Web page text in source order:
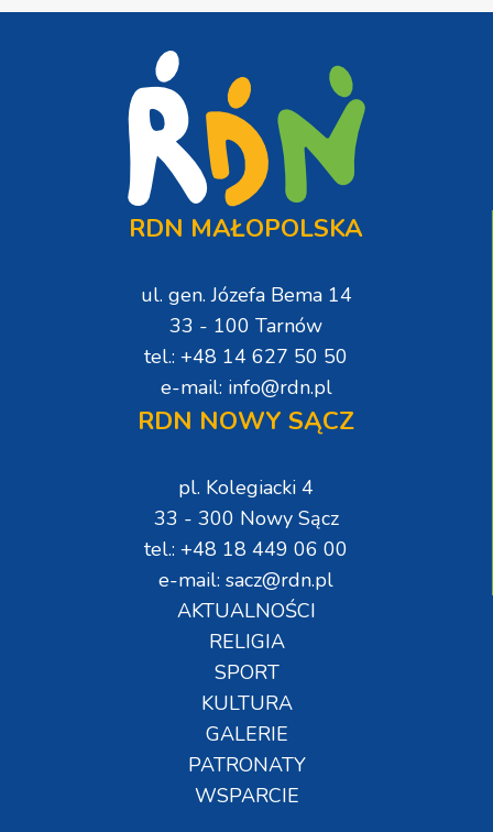
RDN MAŁOPOLSKA
ul. gen. Józefa Bema 14
33 - 100 Tarnów
tel.: +48 14 627 50 50
e-mail: info@rdn.pl
RDN NOWY SĄCZ
pl. Kolegiacki 4
33 - 300 Nowy Sącz
tel.: +48 18 449 06 00
e-mail: sacz@rdn.pl
AKTUALNOŚCI
RELIGIA
SPORT
KULTURA
GALERIE
PATRONATY
WSPARCIE